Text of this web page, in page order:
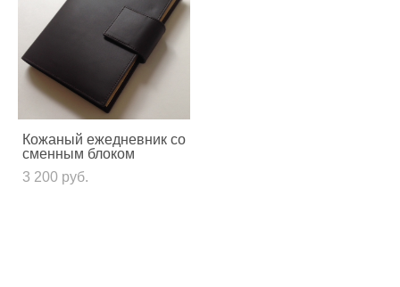
Кожаный ежедневник со
сменным блоком
3 200 pуб.